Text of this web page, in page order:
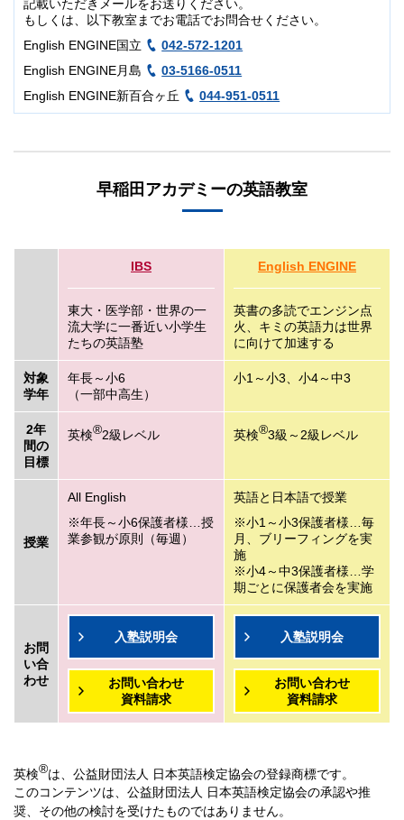
記載いただきメールをお送りください。
もしくは、以下教室までお電話でお問合せください。
English ENGINE国立
042-572-1201
English ENGINE月島
03-5166-0511
English ENGINE新百合ヶ丘
044-951-0511
早稲田アカデミーの英語教室
IBS
東大・医学部・世界の一
流大学に一番近い小学生
たちの英語塾
English ENGINE
英書の多読でエンジン点
火、キミの英語力は世界
に向けて加速する
対象
学年
年長～小6
（一部中高生）
小1～小3、小4～中3
2年
間の
目標
英検®2級レベル 英検®3級～2級レベル
授業
All English
年長～小6保護者様…授
業参観が原則（毎週）
英語と日本語で授業
小1～小3保護者様…毎
月、ブリーフィングを実
施
小4～中3保護者様…学
期ごとに保護者会を実施
お問
い合
わせ
入塾説明会
お問い合わせ
資料請求
入塾説明会
お問い合わせ
資料請求
英検®は、公益財団法人 日本英語検定協会の登録商標です。
このコンテンツは、公益財団法人 日本英語検定協会の承認や推
奨、その他の検討を受けたものではありません。